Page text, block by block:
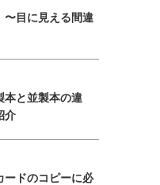
目に見える間違
本と並製本の違
介
ードのコピーに必